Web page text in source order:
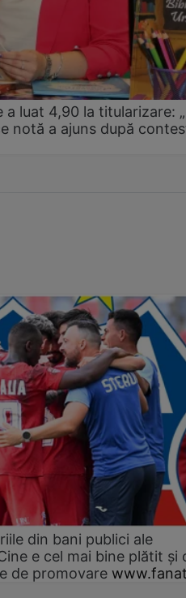
luat 4,90 la titularizare:
notă a ajuns după
din bani publici ale
e cel mai bine plătit și
de promovare